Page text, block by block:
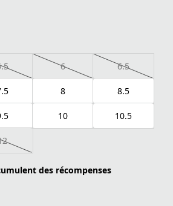
6 6.5
8 8.5
10 10.5
des récompenses